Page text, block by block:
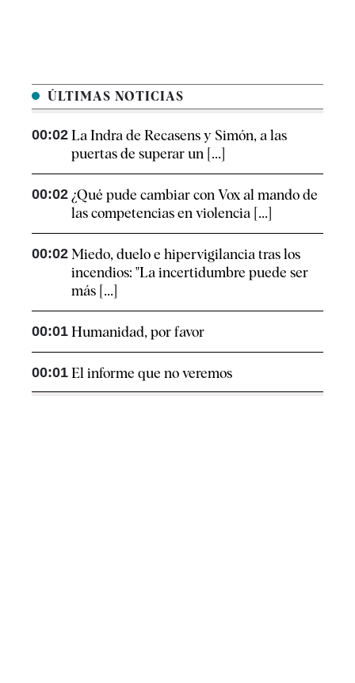
ÚLTIMAS NOTICIAS
00:02 La Indra de Recasens y Simón, a las
puertas de superar un [...]
00:02 ¿Qué pude cambiar con Vox al mando de
las competencias en violencia [...]
00:02 Miedo, duelo e hipervigilancia tras los
incendios: "La incertidumbre puede ser
más [...]
00:01 Humanidad, por favor
00:01 El informe que no veremos